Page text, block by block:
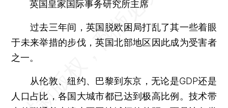
英国皇家国际事务研究所主席
过去三年间，英国脱欧困局打乱了其一些着眼
于未来举措的步伐，英国北部地区因此成为受害者
之一。
从伦敦、纽约、巴黎到东京，无论是GDP还是
人口占比，各国大城市都已达到极高比例。技术带